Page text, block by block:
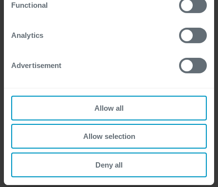
services we are able to offer.
Functional
Analytics
Advertisement
Allow all
Allow selection
Deny all
Ik heb de privacyverklaring gelezen en